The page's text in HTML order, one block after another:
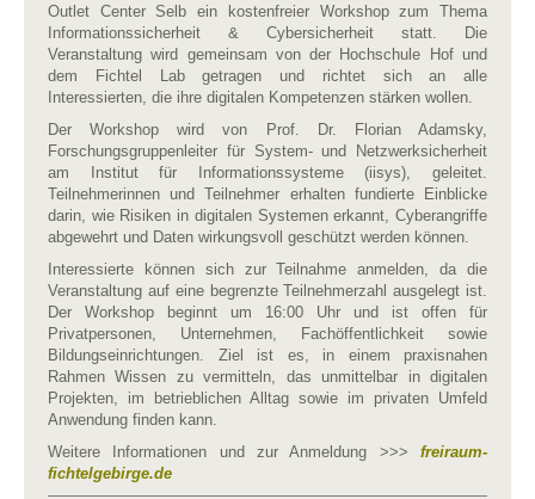
Outlet Center Selb ein kostenfreier Workshop zum Thema
Informationssicherheit & Cybersicherheit statt. Die
Veranstaltung wird gemeinsam von der Hochschule Hof und
dem Fichtel Lab getragen und richtet sich an alle
Interessierten, die ihre digitalen Kompetenzen stärken wollen.
Der Workshop wird von Prof. Dr. Florian Adamsky,
Forschungsgruppenleiter für System- und Netzwerksicherheit
am Institut für Informationssysteme (iisys), geleitet.
Teilnehmerinnen und Teilnehmer erhalten fundierte Einblicke
darin, wie Risiken in digitalen Systemen erkannt, Cyberangriffe
abgewehrt und Daten wirkungsvoll geschützt werden können.
Interessierte können sich zur Teilnahme anmelden, da die
Veranstaltung auf eine begrenzte Teilnehmerzahl ausgelegt ist.
Der Workshop beginnt um 16:00 Uhr und ist offen für
Privatpersonen, Unternehmen, Fachöffentlichkeit sowie
Bildungseinrichtungen. Ziel ist es, in einem praxisnahen
Rahmen Wissen zu vermitteln, das unmittelbar in digitalen
Projekten, im betrieblichen Alltag sowie im privaten Umfeld
Anwendung finden kann.
Weitere Informationen und zur Anmeldung >>> freiraum-
fichtelgebirge.de